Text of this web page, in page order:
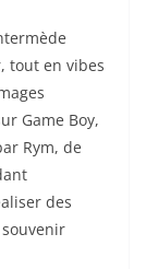
tout en vibes
Game Boy,
Rym, de
des